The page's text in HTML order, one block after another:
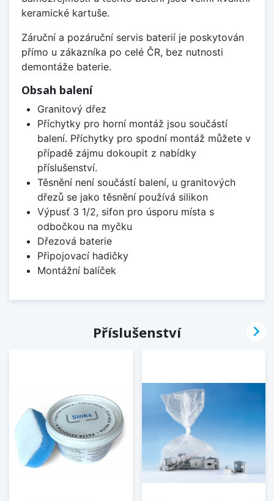
keramické kartuše.
Záruční a pozáruční servis baterií je poskytován
přímo u zákazníka po celé ČR, bez nutnosti
demontáže baterie.
Obsah balení
Granitový dřez
Příchytky pro horní montáž jsou součástí
balení. Příchytky pro spodní montáž můžete v
případě zájmu dokoupit z nabídky
příslušenství.
Těsnění není součástí balení, u granitových
dřezů se jako těsnění používá silikon
Výpusť 3 1/2, sifon pro úsporu místa s
odbočkou na myčku
Dřezová baterie
Připojovací hadičky
Montážní balíček
Příslušenství 